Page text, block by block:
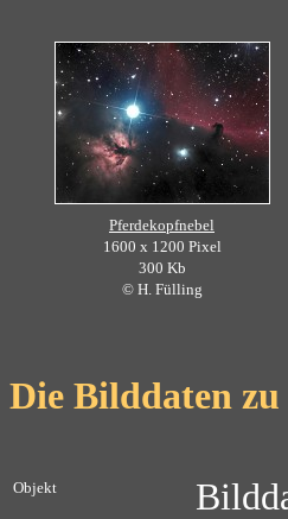
Pferdekopfnebel
1600 x 1200 Pixel
300 Kb
© H. Fülling
Die Bilddaten
Objekt